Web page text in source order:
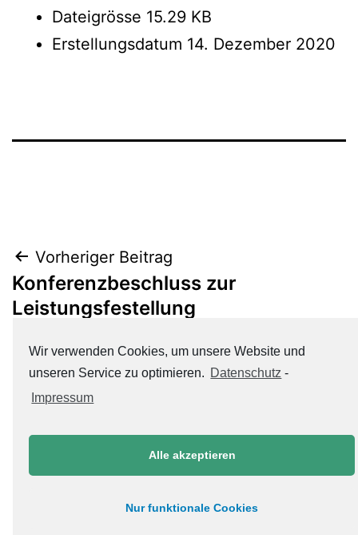
Dateigrösse 15.29 KB
Erstellungsdatum 14. Dezember 2020
Beitrags-
Navigation
Vorheriger Beitrag
Konferenzbeschluss zur
Leistungsfestellung
Nächster Beitrag
FAQ zur Notengebung
Wir verwenden Cookies, um unsere Website und
unseren Service zu optimieren. Datenschutz -
Impressum
Alle akzeptieren
Nur funktionale Cookies